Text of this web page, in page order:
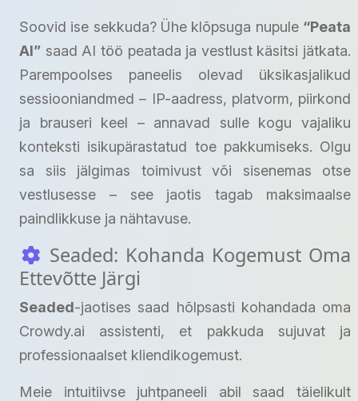
Soovid ise sekkuda? Ühe klõpsuga nupule “Peata
AI” saad AI töö peatada ja vestlust käsitsi jätkata.
Parempoolses paneelis olevad üksikasjalikud
sessiooniandmed – IP-aadress, platvorm, piirkond
ja brauseri keel – annavad sulle kogu vajaliku
konteksti isikupärastatud toe pakkumiseks. Olgu
sa siis jälgimas toimivust või sisenemas otse
vestlusesse – see jaotis tagab maksimaalse
paindlikkuse ja nähtavuse.
Seaded: Kohanda Kogemust Oma
Ettevõtte Järgi
Seaded-jaotises saad hõlpsasti kohandada oma
Crowdy.ai assistenti, et pakkuda sujuvat ja
professionaalset kliendikogemust.
Meie intuitiivse juhtpaneeli abil saad täielikult